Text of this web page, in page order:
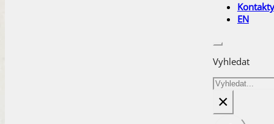
Kontakty
EN
Vyhledat
Hledat
×